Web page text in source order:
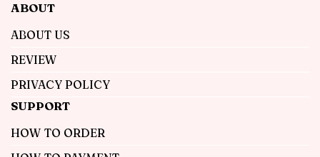
ABOUT
ABOUT US
REVIEW
PRIVACY POLICY
SUPPORT
HOW TO ORDER